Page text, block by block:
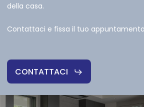
della casa.
Contattaci e fissa il tuo
CONTATTACI